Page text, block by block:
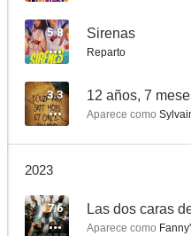
Zone Blanche
5.8 Sirenas
Reparto
3.3 12 años, 7
Aparece como
2023
7.6 Las dos caras
Aparece como